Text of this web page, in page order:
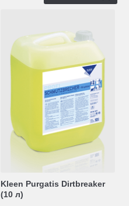
Kleen Purgatis Dirtbreaker
(10 л)